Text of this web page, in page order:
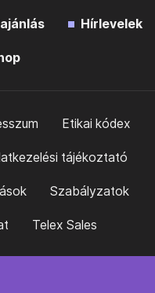
Hírlevelek
Etikai kódex
tájékoztató
Szabályzatok
Telex Sales